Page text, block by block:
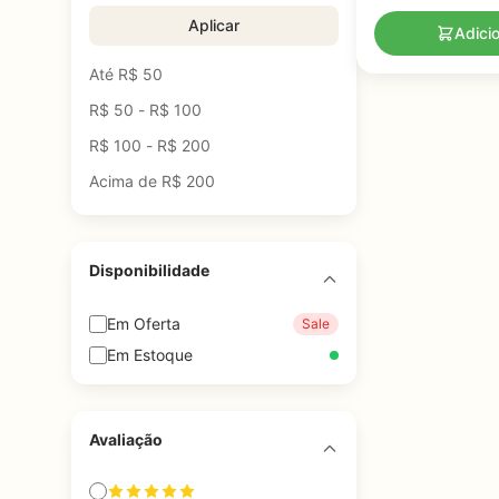
Aplicar
Até R$ 50
R$ 50 - R$ 100
R$ 100 - R$ 200
Acima de R$ 200
Disponibilidade
Em Oferta Sale
Em Estoque
Avaliação